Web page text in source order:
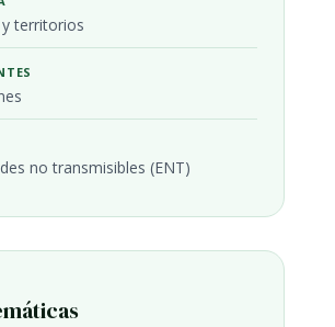
territorios
no transmisibles (ENT)